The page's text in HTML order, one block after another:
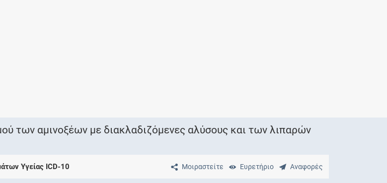
και φάρμακα
των αμινοξέων με διακλαδιζόμενες αλύσους και των λιπαρών
Μοιραστείτε Ευρετήριο Αναφορές
Υγείας ICD-10